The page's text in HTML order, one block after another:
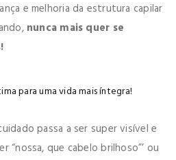
e melhoria da estrutura capilar
nunca mais quer se
para uma vida mais íntegra!
passa a ser super visível e
“nossa, que cabelo brilhoso”’ ou